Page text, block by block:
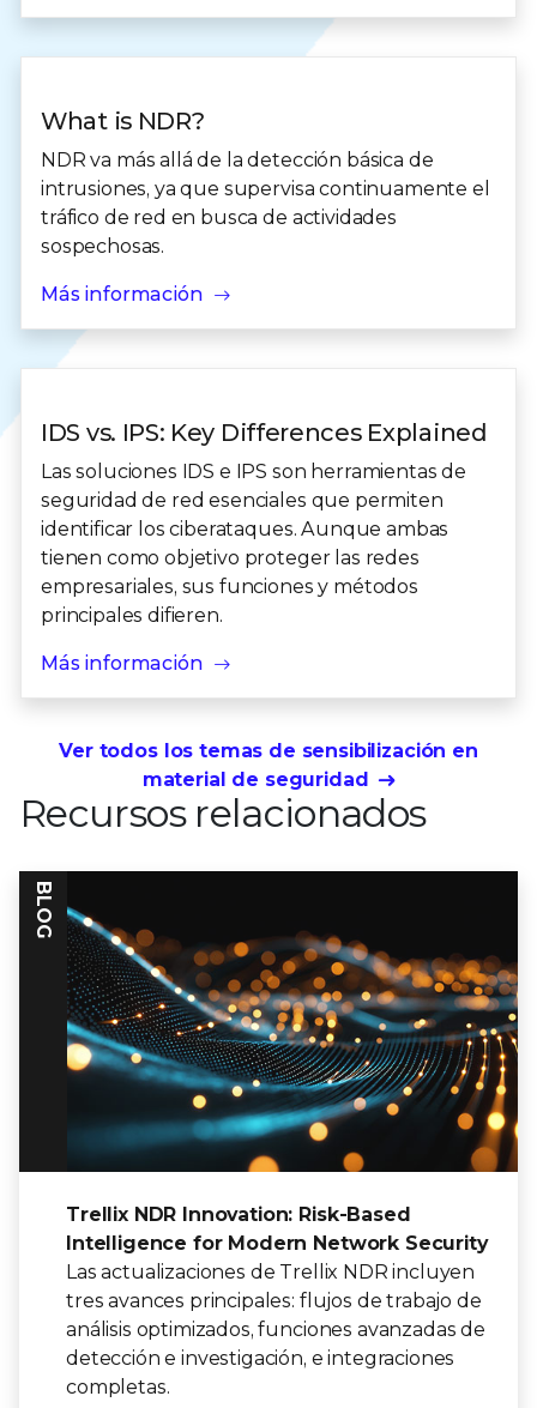
What is NDR?
NDR va más allá de la detección básica de
intrusiones, ya que supervisa continuamente el
tráfico de red en busca de actividades
sospechosas.
Más información
IDS vs. IPS: Key Differences Explained
Las soluciones IDS e IPS son herramientas de
seguridad de red esenciales que permiten
identificar los ciberataques. Aunque ambas
tienen como objetivo proteger las redes
empresariales, sus funciones y métodos
principales difieren.
Más información
Ver todos los temas de sensibilización en
material de seguridad
Recursos relacionados
BLOG
Trellix NDR Innovation: Risk-Based
Intelligence for Modern Network Security
Las actualizaciones de Trellix NDR incluyen
tres avances principales: flujos de trabajo de
análisis optimizados, funciones avanzadas de
detección e investigación, e integraciones
completas.